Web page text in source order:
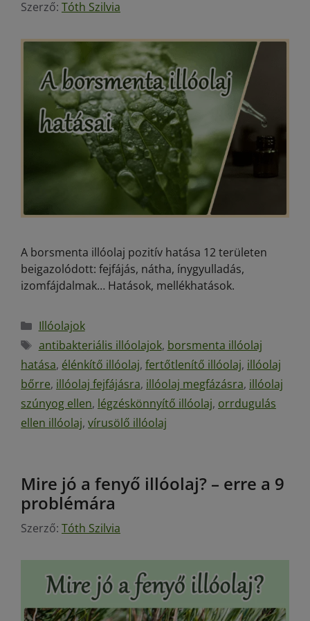
Szerző: Tóth Szilvia
A borsmenta illóolaj pozitív hatása 12 területen
beigazolódott: fejfájás, nátha, ínygyulladás,
izomfájdalmak… Hatások, mellékhatások.
Illóolajok
antibakteriális illóolajok, borsmenta illóolaj
hatása, élénkítő illóolaj, fertőtlenítő illóolaj, illóolaj
bőrre, illóolaj fejfájásra, illóolaj megfázásra, illóolaj
szúnyog ellen, légzéskönnyítő illóolaj, orrdugulás
ellen illóolaj, vírusölő illóolaj
Mire jó a fenyő illóolaj? – erre a 9
problémára
Szerző: Tóth Szilvia